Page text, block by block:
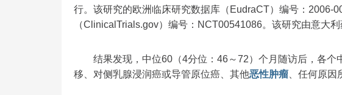
行。该研究的欧洲临床研究数据库（EudraCT）编号：2006-
（ClinicalTrials.gov）编号：NCT00541086。该研究由意大利
结果发现，中位60（4分位：46～72）个月随访后，各个
移、对侧乳腺浸润癌或导管原位癌、其他恶性肿瘤、任何原因